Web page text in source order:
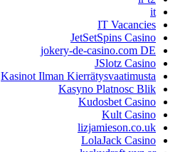
it
IT Vacancies
JetSetSpins Casino
jokery-de-casino.com DE
JSlotz Casino
Kasinot Ilman Kierrätysvaatimusta
Kasyno Platnosc Blik
Kudosbet Casino
Kult Casino
lizjamieson.co.uk
LolaJack Casino